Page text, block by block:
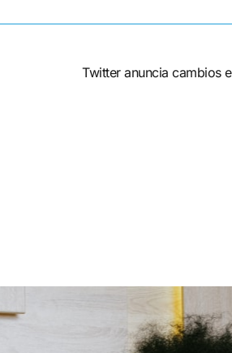
Twitter anuncia cambios